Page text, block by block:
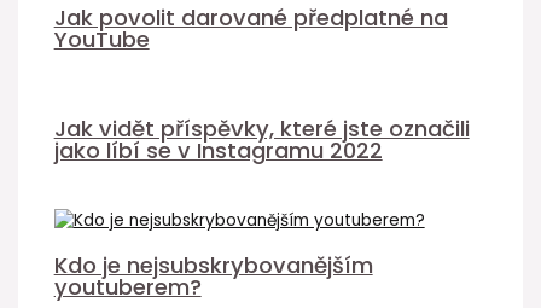
Jak povolit darované předplatné na
YouTube
Jak vidět příspěvky, které jste označili
jako líbí se v Instagramu 2022
Kdo je nejsubskrybovanějším
youtuberem?